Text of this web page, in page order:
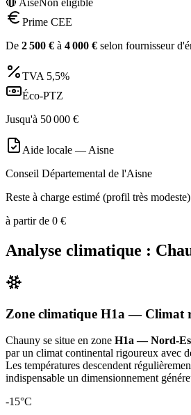
🔴 AiséNon éligible
Prime CEE
De 2 500 € à 4 000 € selon fournisseur
TVA 5,5%
Éco-PTZ
Jusqu'à 50 000 €
Aide locale — Aisne
Conseil Départemental de l'Aisne
Reste à charge estimé (profil très modeste)
à partir de 0 €
Analyse climatique :
Zone climatique H1a — Climat
Chauny se situe en zone H1a — Nord-
par un climat continental rigoureux avec
Les températures descendent
indispensable un dimensionnement
-15°C